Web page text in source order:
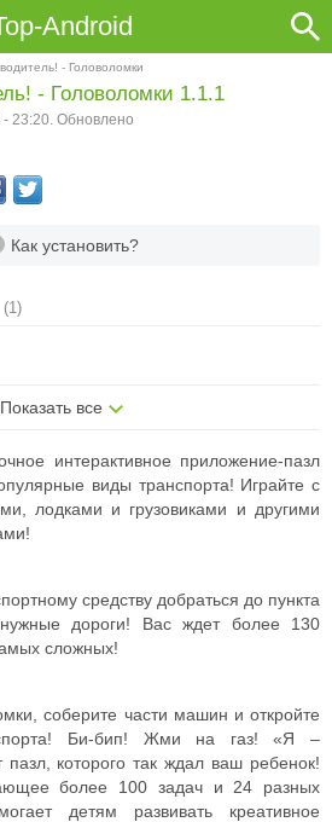
Android
- Головоломки
Как установить?
(1)
Показать все
- Головоломки 1.1.1
23:20. Обновлено
интерактивное приложение-пазл
виды транспорта! Играйте с
лодками и грузовиками и другими
средству добраться до пункта
дороги! Вас ждет более 130
сложных!
соберите части машин и откройте
Би-бип! Жми на газ! «Я –
которого так ждал ваш ребенок!
более 100 задач и 24 разных
детям развивать креативное